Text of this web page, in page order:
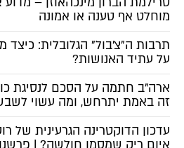
מוחלט אף טענה או אמונה
תרבות ה"צ'בול" הגלובלית: כיצד
על עתיד האנושות?
ארה"ב חתמה על הסכם לנסיגת
זה באמת יתרחש, ומה עשוי
עדכון הדוקטרינה הגרעינית של